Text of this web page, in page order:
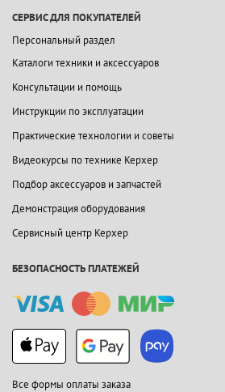
СЕРВИС ДЛЯ ПОКУПАТЕЛЕЙ
Персональный раздел
Каталоги техники и аксессуаров
Консультации и помощь
Инструкции по эксплуатации
Практические технологии и советы
Видеокурсы по технике Керхер
Подбор аксессуаров и запчастей
Демонстрация оборудования
Сервисный центр Керхер
БЕЗОПАСНОСТЬ ПЛАТЕЖЕЙ
Все формы оплаты заказа